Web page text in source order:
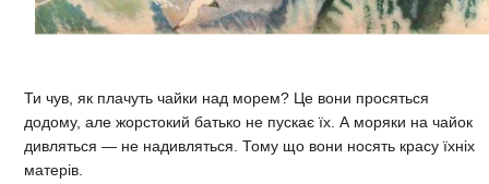
Ти чув, як плачуть чайки над морем? Це вони просяться
додому, але жорстокий батько не пускає їх. А моряки на чайок
дивляться — не надивляться. Тому що вони носять красу їхніх
матерів.